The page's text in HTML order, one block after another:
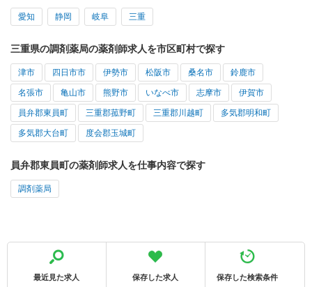
愛知 静岡 岐阜 三重
三重県の調剤薬局の薬剤師求人を市区町村で探す
津市 四日市市 伊勢市 松阪市 桑名市 鈴鹿市
名張市 亀山市 熊野市 いなべ市 志摩市 伊賀市
員弁郡東員町 三重郡菰野町 三重郡川越町 多気郡明和町
多気郡大台町 度会郡玉城町
員弁郡東員町の薬剤師求人を仕事内容で探す
調剤薬局
最近見た求人 保存した求人 保存した検索条件